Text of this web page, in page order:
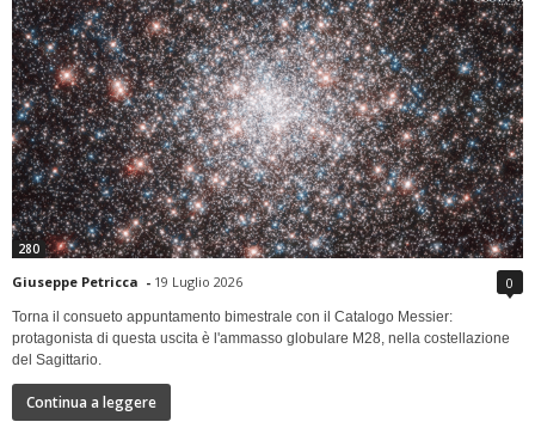
280
Giuseppe Petricca - 19 Luglio 2026 0
Torna il consueto appuntamento bimestrale con il Catalogo Messier:
protagonista di questa uscita è l'ammasso globulare M28, nella costellazione
del Sagittario.
Continua a leggere